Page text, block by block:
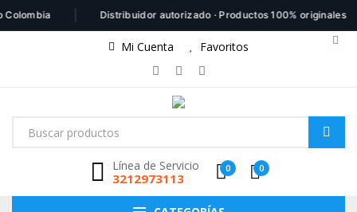
| Distribuidor autorizado · Productos 100% originales |
Mi Cuenta Favoritos
Línea de Servicio
3212973113
0 0